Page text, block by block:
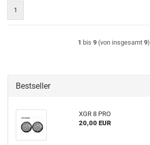
1
1 bis 9 (von insgesamt 9)
Bestseller
XGR 8 PRO
20,00 EUR